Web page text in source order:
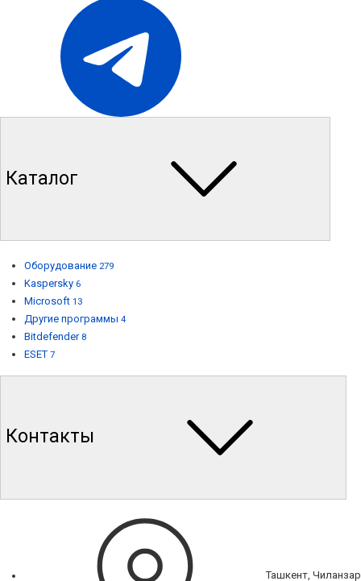
Каталог
Оборудование 279
Kaspersky 6
Microsoft 13
Другие программы 4
Bitdefender 8
ESET 7
Контакты
Ташкент, Чиланзар